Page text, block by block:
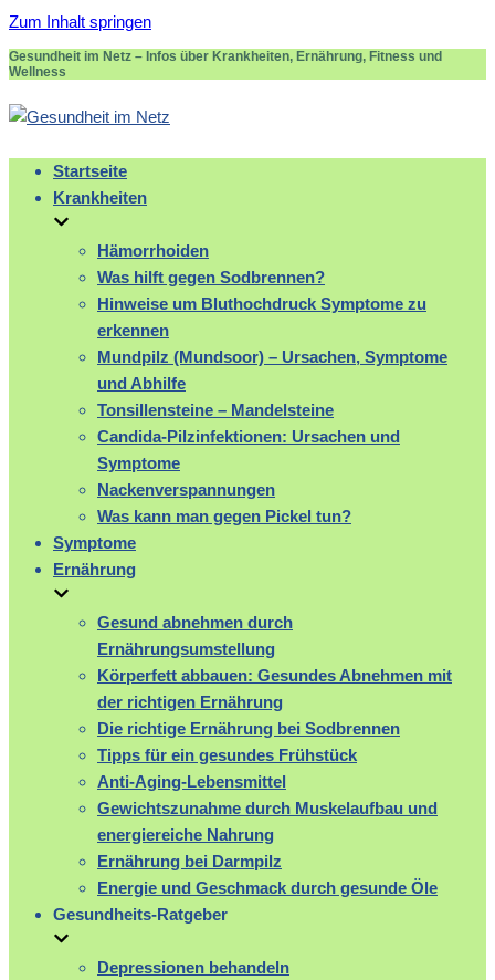
Zum Inhalt springen
Gesundheit im Netz – Infos über Krankheiten, Ernährung, Fitness und
Wellness
Startseite
Krankheiten
Hämorrhoiden
Was hilft gegen Sodbrennen?
Hinweise um Bluthochdruck Symptome zu
erkennen
Mundpilz (Mundsoor) – Ursachen, Symptome
und Abhilfe
Tonsillensteine – Mandelsteine
Candida-Pilzinfektionen: Ursachen und
Symptome
Nackenverspannungen
Was kann man gegen Pickel tun?
Symptome
Ernährung
Gesund abnehmen durch
Ernährungsumstellung
Körperfett abbauen: Gesundes Abnehmen mit
der richtigen Ernährung
Die richtige Ernährung bei Sodbrennen
Tipps für ein gesundes Frühstück
Anti-Aging-Lebensmittel
Gewichtszunahme durch Muskelaufbau und
energiereiche Nahrung
Ernährung bei Darmpilz
Energie und Geschmack durch gesunde Öle
Gesundheits-Ratgeber
Depressionen behandeln